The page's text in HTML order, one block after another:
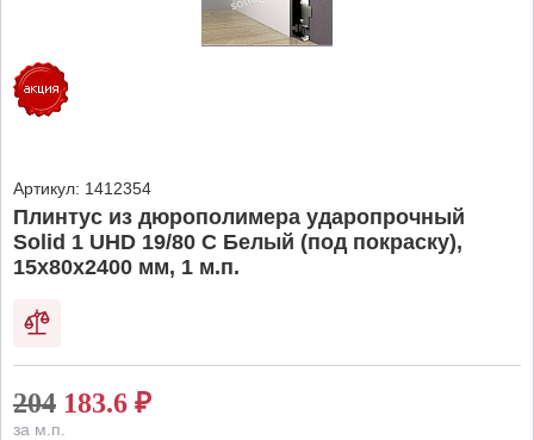
Артикул: 1412354
Плинтус из дюрополимера ударопрочный
Solid 1 UHD 19/80 C Белый (под покраску),
15х80х2400 мм, 1 м.п.
204 183.6 ₽
за м.п.